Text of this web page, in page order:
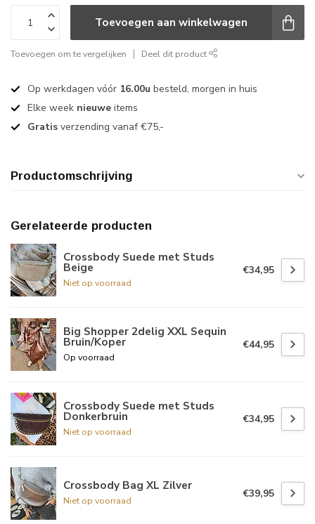
Toevoegen aan winkelwagen
Toevoegen om te vergelijken Deel dit product
Op werkdagen vóór 16.00u besteld, morgen in huis
Elke week nieuwe items
Gratis verzending vanaf €75,-
Productomschrijving
Gerelateerde producten
Crossbody Suede met Studs
Beige
Niet op voorraad
€34,95
Big Shopper 2delig XXL Sequin
Bruin/Koper
Op voorraad
€44,95
Crossbody Suede met Studs
Donkerbruin
Niet op voorraad
€34,95
Crossbody Bag XL Zilver
Niet op voorraad
€39,95